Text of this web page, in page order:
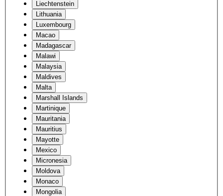
Liechtenstein
Lithuania
Luxembourg
Macao
Madagascar
Malawi
Malaysia
Maldives
Malta
Marshall Islands
Martinique
Mauritania
Mauritius
Mayotte
Mexico
Micronesia
Moldova
Monaco
Mongolia